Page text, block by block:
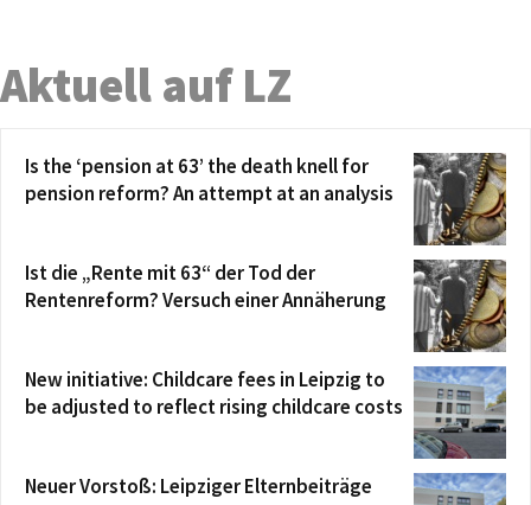
Aktuell auf LZ
Is the ‘pension at 63’ the death knell for
pension reform? An attempt at an analysis
Ist die „Rente mit 63“ der Tod der
Rentenreform? Versuch einer Annäherung
New initiative: Childcare fees in Leipzig to
be adjusted to reflect rising childcare costs
Neuer Vorstoß: Leipziger Elternbeiträge